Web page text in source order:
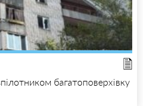
багатоповерхівку